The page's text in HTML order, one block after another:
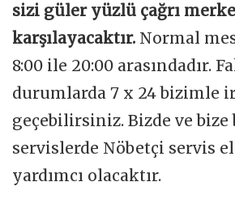
sizi güler yüzlü çağrı
karşılayacaktır. Normal
8:00 ile 20:00 arasındadır.
durumlarda 7 x 24 bizimle
geçebilirsiniz. Bizde ve bize
servislerde Nöbetçi servis
yardımcı olacaktır.